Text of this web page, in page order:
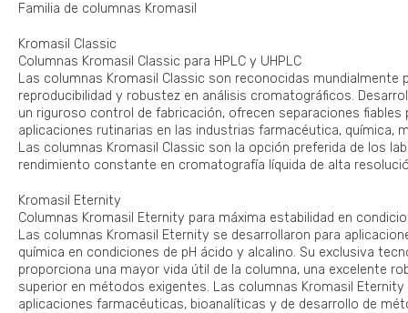
Familia de columnas Kromasil
Kromasil Classic
Columnas Kromasil Classic para HPLC y UHPLC
Las columnas Kromasil Classic son reconocidas mundialmente
reproducibilidad y robustez en análisis cromatográficos.
un riguroso control de fabricación, ofrecen separaciones
aplicaciones rutinarias en las industrias farmacéutica, química,
Las columnas Kromasil Classic son la opción preferida de los
rendimiento constante en cromatografía líquida de alta
Kromasil Eternity
Columnas Kromasil Eternity para máxima estabilidad en
Las columnas Kromasil Eternity se desarrollaron para
química en condiciones de pH ácido y alcalino. Su exclusiva
proporciona una mayor vida útil de la columna, una excelente
superior en métodos exigentes. Las columnas Kromasil
aplicaciones farmacéuticas, bioanalíticas y de desarrollo de